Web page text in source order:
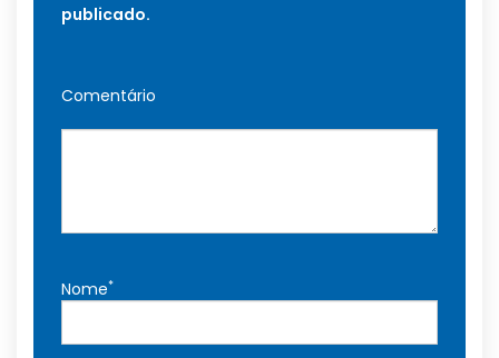
publicado.
Comentário
Nome*